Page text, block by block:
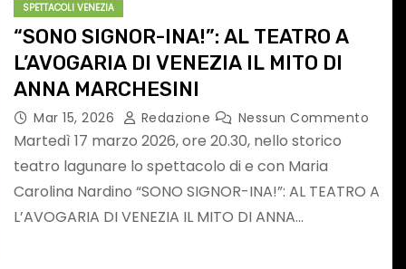
SPETTACOLI VENEZIA
“SONO SIGNOR-INA!”: AL TEATRO A
L’AVOGARIA DI VENEZIA IL MITO DI
ANNA MARCHESINI
Mar 15, 2026 Redazione Nessun Commento
Martedì 17 marzo 2026, ore 20.30, nello storico
teatro lagunare lo spettacolo di e con Maria
Carolina Nardino “SONO SIGNOR-INA!”: AL TEATRO A
L’AVOGARIA DI VENEZIA IL MITO DI ANNA…
DEFINITI
PERCORSI,
FERMATE E
ORARIO
EVENTI VERONA E PROVINCIA